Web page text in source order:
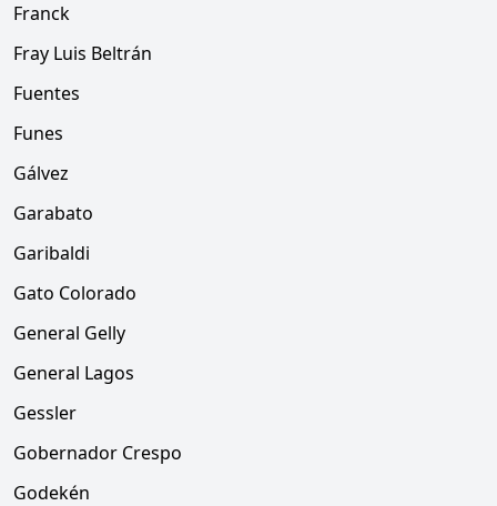
Franck
Fray Luis Beltrán
Fuentes
Funes
Gálvez
Garabato
Garibaldi
Gato Colorado
General Gelly
General Lagos
Gessler
Gobernador Crespo
Godekén